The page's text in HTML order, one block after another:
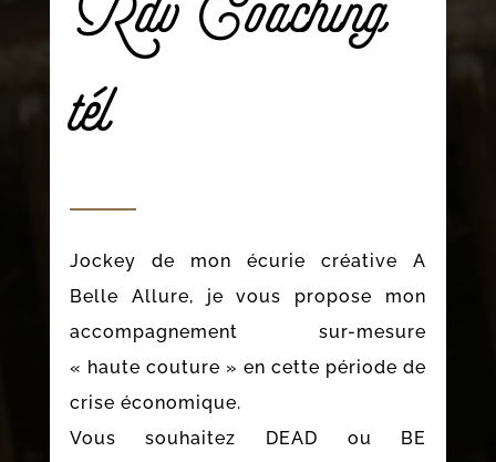
Rdv Coaching
tél
Jockey de mon écurie créative A
Belle Allure, je vous propose mon
accompagnement sur-mesure
« haute couture » en cette période de
crise économique.
Vous souhaitez DEAD ou BE